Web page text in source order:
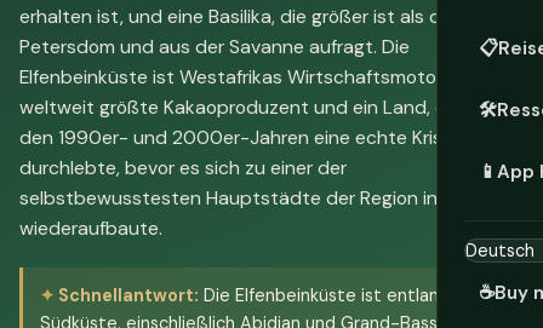
📋
🛠️
📱 App
☕Buy
erhalten ist, und eine Basilika, die größer ist als der
Petersdom und aus der Savanne aufragt. Die
Elfenbeinküste ist Westafrikas Wirtschaftsmotor, der
weltweit größte Kakaoproduzent und ein Land, das in
den 1990er- und 2000er-Jahren eine echte Krise
durchlebte, bevor es sich zu einer der
selbstbewusstesten Hauptstädte der Region in Abidjan
wiederaufbaute.
Schnellantwort: Die Elfenbeinküste ist entlang der
Südküste, einschließlich Abidjan und Grand-Bassam, bei